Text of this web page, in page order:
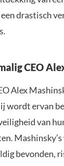
drastisch
CEO
Alex
wordt ervan
van
bevonden,